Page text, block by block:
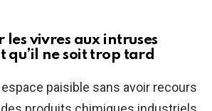
les vivres aux intruses
qu’il ne soit trop tard
paisible sans avoir recours